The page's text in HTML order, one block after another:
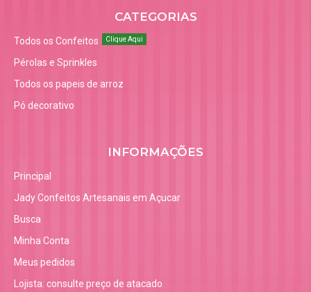
CATEGORIAS
Todos os Confeitos Clique Aqui
Pérolas e Sprinkles
Todos os papeis de arroz
Pó decorativo
INFORMAÇÕES
Principal
Jady Confeitos Artesanais em Açucar
Busca
Minha Conta
Meus pedidos
Lojista: consulte preço de atacado